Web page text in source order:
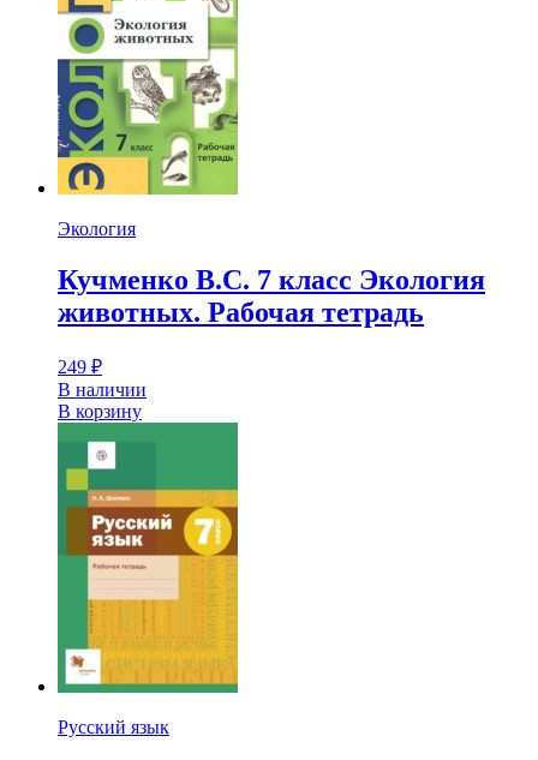
Экология
Кучменко В.С. 7 класс Экология
животных. Рабочая тетрадь
249 ₽
В наличии
В корзину
Русский язык